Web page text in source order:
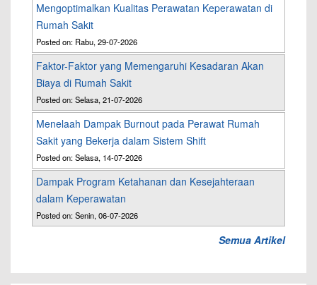
Mengoptimalkan Kualitas Perawatan Keperawatan di
Rumah Sakit
Posted on: Rabu, 29-07-2026
Faktor-Faktor yang Memengaruhi Kesadaran Akan
Biaya di Rumah Sakit
Posted on: Selasa, 21-07-2026
Menelaah Dampak Burnout pada Perawat Rumah
Sakit yang Bekerja dalam Sistem Shift
Posted on: Selasa, 14-07-2026
Dampak Program Ketahanan dan Kesejahteraan
dalam Keperawatan
Posted on: Senin, 06-07-2026
Semua Artikel